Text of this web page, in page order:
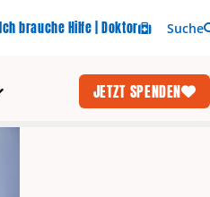
Ich brauche Hilfe | Doktor Suche
JETZT SPENDEN